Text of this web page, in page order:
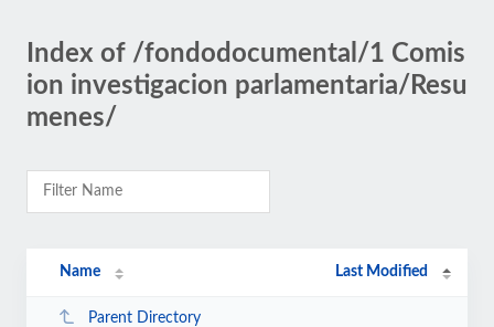
Index of /fondodocumental/1 Comis
ion investigacion parlamentaria/Resu
menes/
Name Last Modified
Parent Directory